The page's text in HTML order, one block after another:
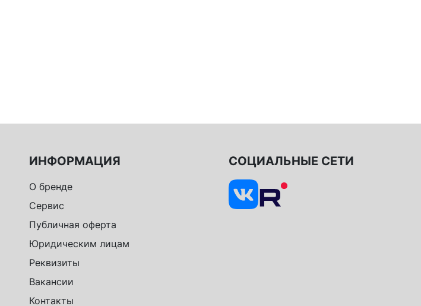
ИНФОРМАЦИЯ
О бренде
Сервис
Публичная оферта
Юридическим лицам
Реквизиты
Вакансии
Контакты
СОЦИАЛЬНЫЕ СЕТИ